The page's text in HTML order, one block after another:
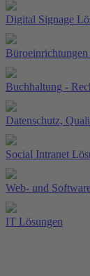
Digital Signage
Buchhaltung -
Datenschutz,
Social Intranet
Web- und
IT Lösungen